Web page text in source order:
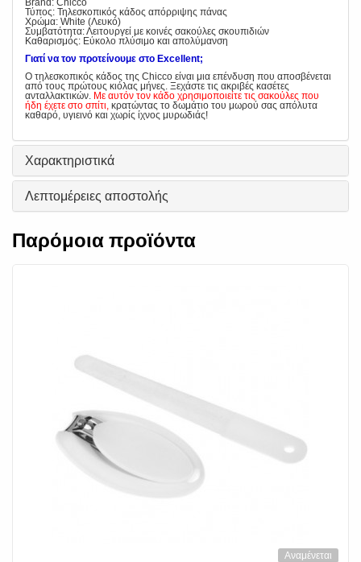
Brand: Chicco
Τύπος: Τηλεσκοπικός κάδος απόρριψης πάνας
Χρώμα: White (Λευκό)
Συμβατότητα: Λειτουργεί με κοινές σακούλες σκουπιδιών
Καθαρισμός: Εύκολο πλύσιμο και απολύμανση
Γιατί να τον προτείνουμε στο Excellent;
Ο τηλεσκοπικός κάδος της Chicco είναι μια επένδυση που αποσβένεται
από τους πρώτους κιόλας μήνες. Ξεχάστε τις ακριβές κασέτες
ανταλλακτικών. Με αυτόν τον κάδο χρησιμοποιείτε τις σακούλες που
ήδη έχετε στο σπίτι, κρατώντας το δωμάτιο του μωρού σας απόλυτα
καθαρό, υγιεινό και χωρίς ίχνος μυρωδιάς!
Χαρακτηριστικά
Λεπτομέρειες αποστολής
Παρόμοια προϊόντα
Αναμένεται